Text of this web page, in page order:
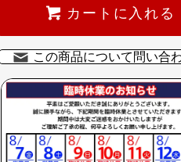
カートに入れる
この商品について問い合